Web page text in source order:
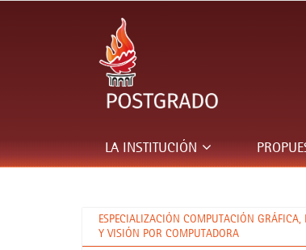
LA INSTITUCIÓN
ESPECIALIZACIÓN COMPUTACIÓN GRÁFICA,
Y VISIÓN POR COMPUTADORA